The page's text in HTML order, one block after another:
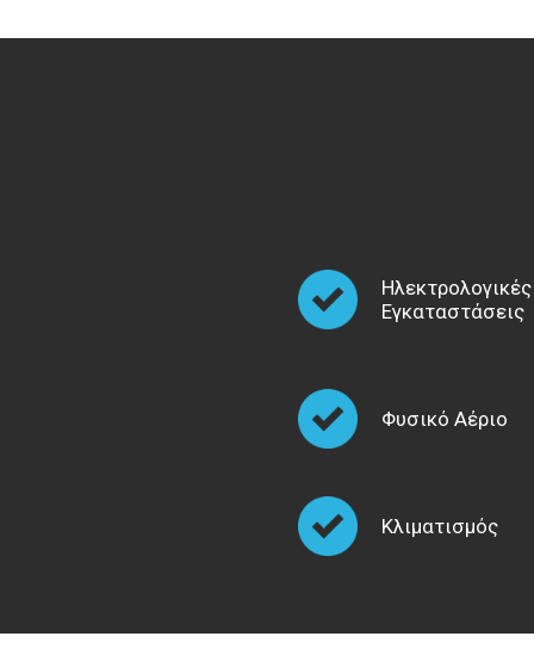
Ηλεκτρολογικές
Εγκαταστάσεις
Φυσικό Αέριο
Κλιματισμός